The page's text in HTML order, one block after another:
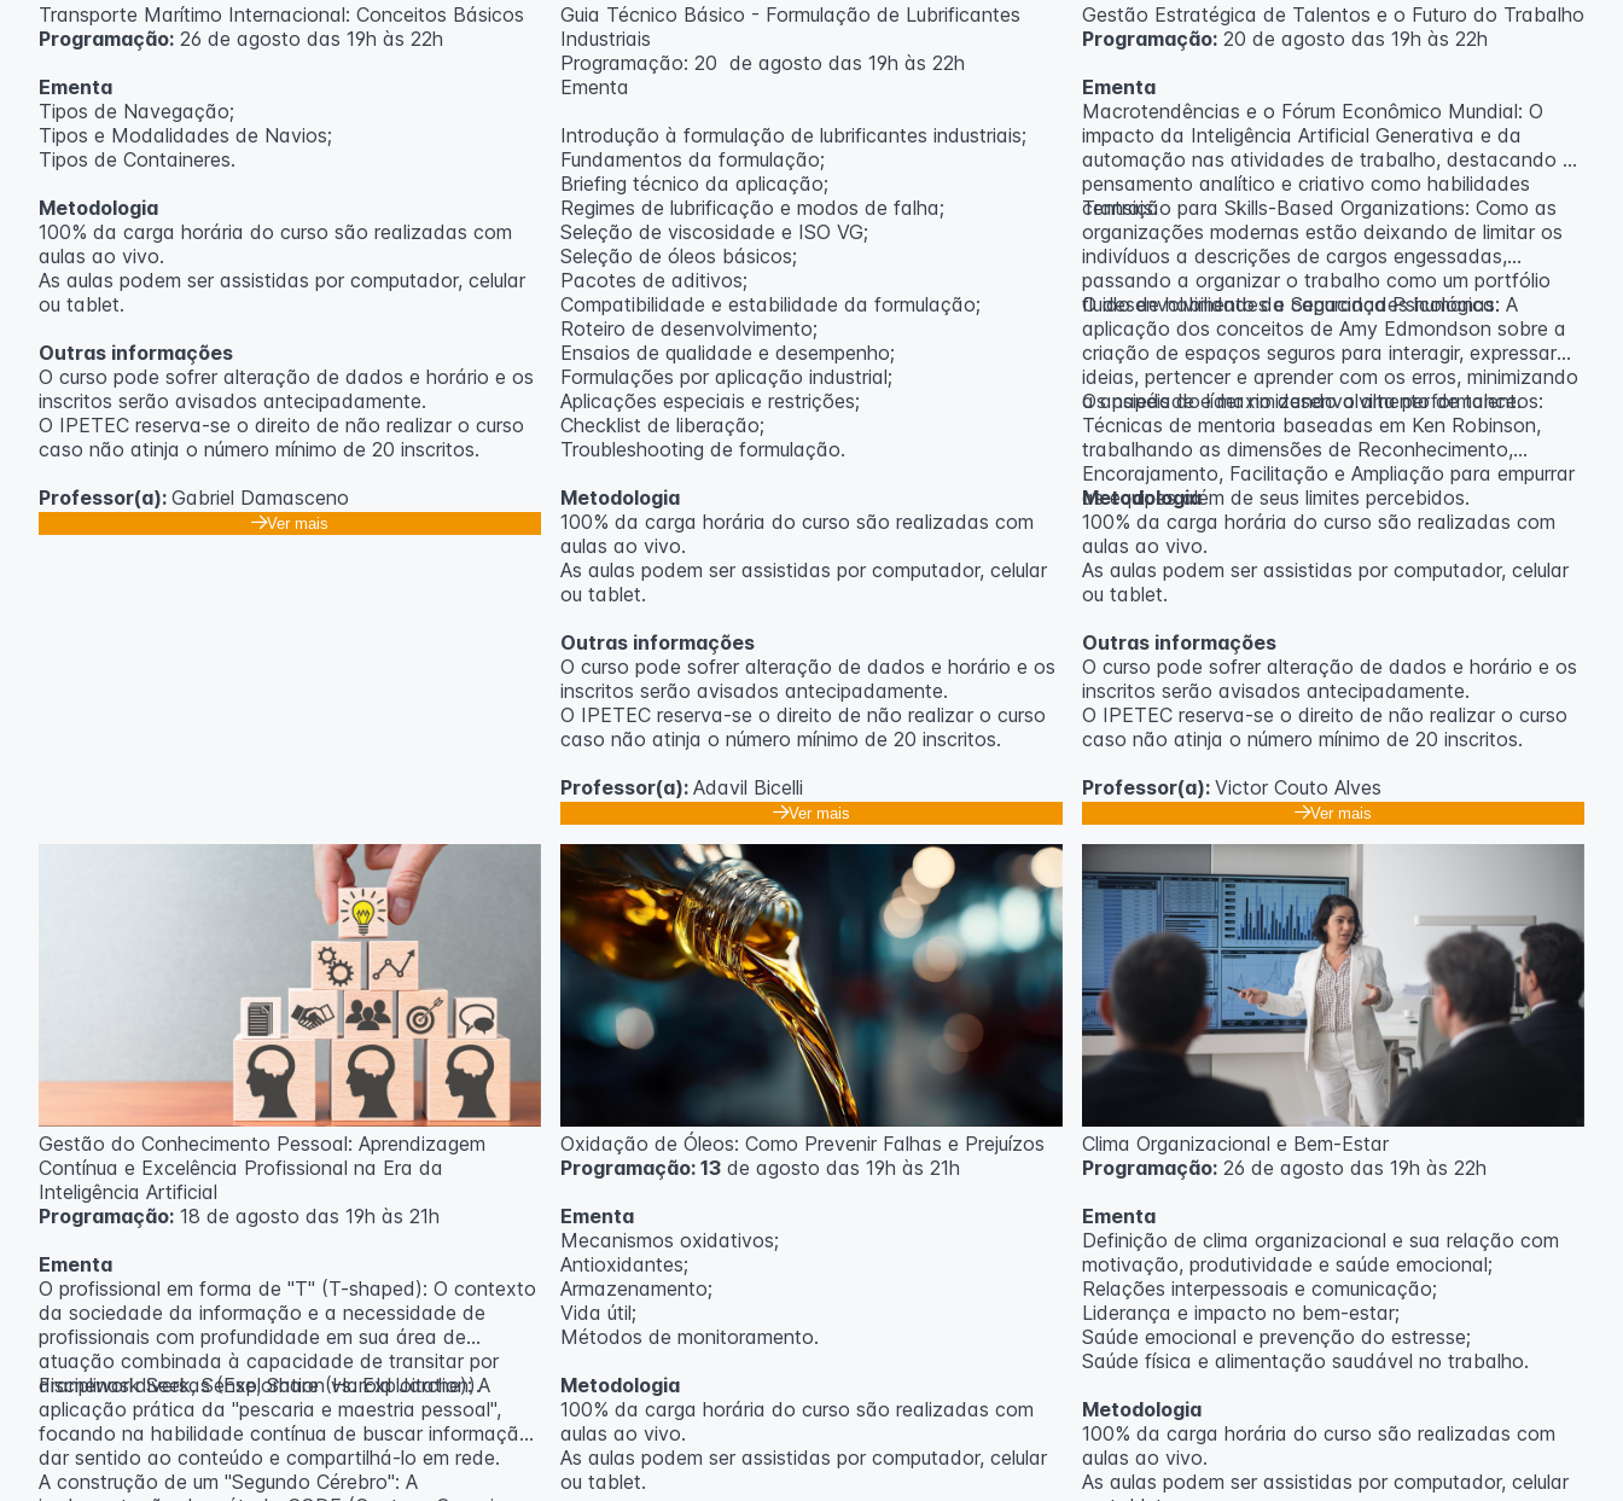
Transporte Marítimo Internacional: Conceitos Básicos
Programação: 26 de agosto das 19h às 22h
Ementa
Tipos de Navegação;
Tipos e Modalidades de Navios;
Tipos de Containeres.
Metodologia
100% da carga horária do curso são realizadas com
aulas ao vivo.
As aulas podem ser assistidas por computador, celular
ou tablet.
Outras informações
O curso pode sofrer alteração de dados e horário e os
inscritos serão avisados ​​antecipadamente.
O IPETEC reserva-se o direito de não realizar o curso
caso não atinja o número mínimo de 20 inscritos.
Professor(a): Gabriel Damasceno
Ver mais
Guia Técnico Básico - Formulação de Lubrificantes
Industriais
Programação: 20 de agosto das 19h às 22h
Ementa
Introdução à formulação de lubrificantes industriais;
Fundamentos da formulação;
Briefing técnico da aplicação;
Regimes de lubrificação e modos de falha;
Seleção de viscosidade e ISO VG;
Seleção de óleos básicos;
Pacotes de aditivos;
Compatibilidade e estabilidade da formulação;
Roteiro de desenvolvimento;
Ensaios de qualidade e desempenho;
Formulações por aplicação industrial;
Aplicações especiais e restrições;
Checklist de liberação;
Troubleshooting de formulação.
Metodologia
100% da carga horária do curso são realizadas com
aulas ao vivo.
As aulas podem ser assistidas por computador, celular
ou tablet.
Outras informações
O curso pode sofrer alteração de dados e horário e os
inscritos serão avisados ​​antecipadamente.
O IPETEC reserva-se o direito de não realizar o curso
caso não atinja o número mínimo de 20 inscritos.
Professor(a): Adavil Bicelli
Ver mais
Gestão Estratégica de Talentos e o Futuro do Trabalho
Programação:20 de agosto das 19h às 22h
Ementa
Macrotendências e o Fórum Econômico Mundial: O
impacto da Inteligência Artificial Generativa e da
automação nas atividades de trabalho, destacando o
pensamento analítico e criativo como habilidades
centrais.
Transição para Skills-Based Organizations: Como as
organizações modernas estão deixando de limitar os
indivíduos a descrições de cargos engessadas,
passando a organizar o trabalho como um portfólio
fluido de habilidades e capacidades humanas.
O desenvolvimento da Segurança Psicológica: A
aplicação dos conceitos de Amy Edmondson sobre a
criação de espaços seguros para interagir, expressar
ideias, pertencer e aprender com os erros, minimizando
a ansiedade e maximizando a alta performance.
Os papéis do líder no desenvolvimento de talentos:
Técnicas de mentoria baseadas em Ken Robinson,
trabalhando as dimensões de Reconhecimento,
Encorajamento, Facilitação e Ampliação para empurrar
as equipes além de seus limites percebidos.
Metodologia
100% da carga horária do curso são realizadas com
aulas ao vivo.
As aulas podem ser assistidas por computador, celular
ou tablet.
Outras informações
O curso pode sofrer alteração de dados e horário e os
inscritos serão avisados ​​antecipadamente.
O IPETEC reserva-se o direito de não realizar o curso
caso não atinja o número mínimo de 20 inscritos.
Professor(a): Victor Couto Alves
Ver mais
Gestão do Conhecimento Pessoal: Aprendizagem
Contínua e Excelência Profissional na Era da
Inteligência Artificial
Programação: 18 de agosto das 19h às 21h
Ementa
O profissional em forma de "T" (T-shaped): O contexto
da sociedade da informação e a necessidade de
profissionais com profundidade em sua área de
atuação combinada à capacidade de transitar por
disciplinas diversas (Exploration vs. Exploitation).
Framework Seek, Sense, Share (Harold Jarche): A
aplicação prática da "pescaria e maestria pessoal",
focando na habilidade contínua de buscar informação,
dar sentido ao conteúdo e compartilhá-lo em rede.
A construção de um "Segundo Cérebro": A
Oxidação de Óleos: Como Prevenir Falhas e Prejuízos
Programação: 13de agosto das 19h às 21h
Ementa
Mecanismos oxidativos;
Antioxidantes;
Armazenamento;
Vida útil;
Métodos de monitoramento.
Metodologia
100% da carga horária do curso são realizadas com
aulas ao vivo.
As aulas podem ser assistidas por computador, celular
ou tablet.
Clima Organizacional e Bem-Estar
Programação:26 de agosto das 19h às 22h
Ementa
Definição de clima organizacional e sua relação com
motivação, produtividade e saúde emocional;
Relações interpessoais e comunicação;
Liderança e impacto no bem-estar;
Saúde emocional e prevenção do estresse;
Saúde física e alimentação saudável no trabalho.
Metodologia
100% da carga horária do curso são realizadas com
aulas ao vivo.
As aulas podem ser assistidas por computador, celular